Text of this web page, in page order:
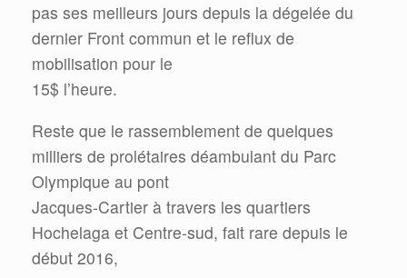
pas ses meilleurs jours depuis la dégelée du
dernier Front commun et le reflux de
mobilisation pour le
15$ l’heure.
Reste que le rassemblement de quelques
milliers de prolétaires déambulant du Parc
Olympique au pont
Jacques-Cartier à travers les quartiers
Hochelaga et Centre-sud, fait rare depuis le
début 2016,